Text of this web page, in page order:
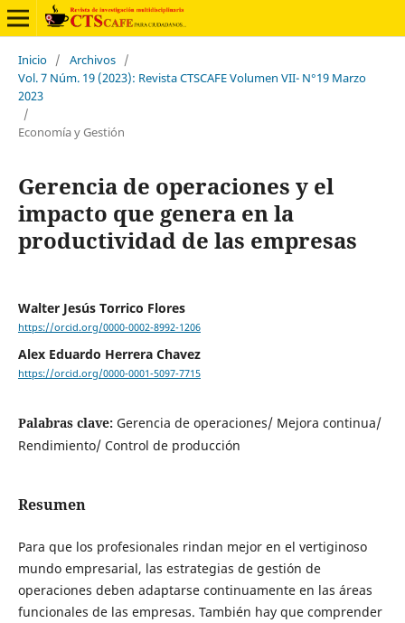
Inicio / Archivos /
Vol. 7 Núm. 19 (2023): Revista CTSCAFE Volumen VII- N°19 Marzo
2023
/
Economía y Gestión
Gerencia de operaciones y el
impacto que genera en la
productividad de las empresas
Walter Jesús Torrico Flores
https://orcid.org/0000-0002-8992-1206
Alex Eduardo Herrera Chavez
https://orcid.org/0000-0001-5097-7715
Palabras clave: Gerencia de operaciones/ Mejora continua/
Rendimiento/ Control de producción
Resumen
Para que los profesionales rindan mejor en el vertiginoso
mundo empresarial, las estrategias de gestión de
operaciones deben adaptarse continuamente en las áreas
funcionales de las empresas. También hay que comprender